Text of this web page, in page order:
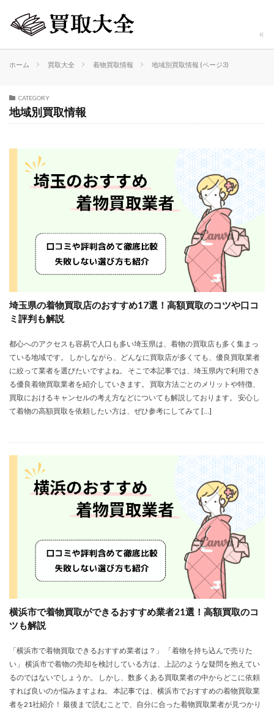
ホーム 買取大全 着物買取情報 地域別買取情報 (ページ3)
CATEGORY
地域別買取情報
埼玉県の着物買取店のおすすめ17選！高額買取のコツや口コ
ミ評判も解説
都心へのアクセスも容易で人口も多い埼玉県は、着物の買取店も多く集まっ
ている地域です。 しかしながら、どんなに買取店が多くても、優良買取業者
に絞って業者を選びたいですよね。 そこで本記事では、埼玉県内で利用でき
る優良着物買取業者を紹介していきます。 買取方法ごとのメリットや特徴、
買取におけるキャンセルの考え方などについても解説しております。 安心し
て着物の高額買取を依頼したい方は、ぜひ参考にしてみて […]
横浜市で着物買取ができるおすすめ業者21選！高額買取のコ
ツも解説
「横浜市で着物買取できるおすすめ業者は？」 「着物を持ち込んで売りた
い」 横浜市で着物の売却を検討している方は、上記のような疑問を抱えてい
るのではないでしょうか。 しかし、数多くある買取業者の中からどこに依頼
すれば良いのか悩みますよね。 本記事では、横浜市でおすすめの着物買取業
者を21社紹介！ 最後まで読むことで、自分に合った着物買取業者が見つかり